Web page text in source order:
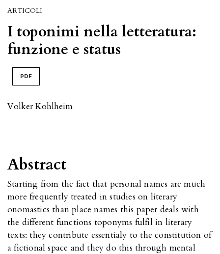
ARTICOLI
I toponimi nella letteratura:
funzione e status
PDF
Volker Kohlheim
Abstract
Starting from the fact that personal names are much
more frequently treated in studies on literary
onomastics than place names this paper deals with
the different functions toponyms fulfil in literary
texts: they contribute essentialy to the constitution of
a fictional space and they do this through mental